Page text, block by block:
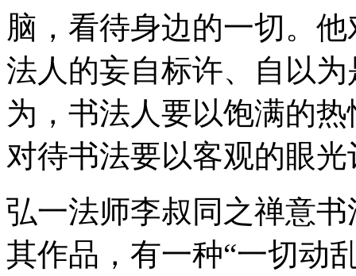
脑，看待身边的一切。
法人的妄自标许、自以
为，书法人要以饱满的
对待书法要以客观的眼
弘一法师李叔同之禅意
其作品，有一种“一切动